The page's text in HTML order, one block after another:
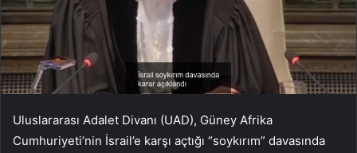
Uluslararası Adalet Divanı (UAD), Güney Afrika
Cumhuriyeti’nin İsrail’e karşı açtığı “soykırım” davasında